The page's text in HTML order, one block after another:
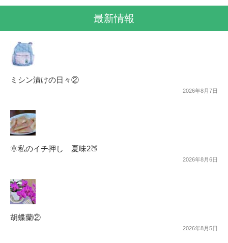
最新情報
ミシン漬けの日々②
2026年8月7日
🌞私のイチ押し 夏味2🍑
2026年8月6日
胡蝶蘭②
2026年8月5日